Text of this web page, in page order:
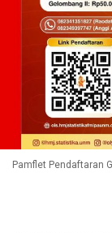
Pamflet Pendaftaran